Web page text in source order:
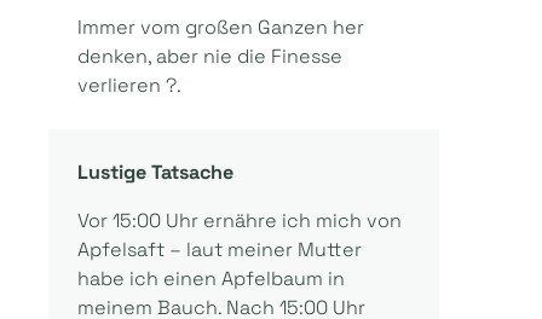
Immer vom großen Ganzen her
denken, aber nie die Finesse
verlieren ?.
Lustige Tatsache
Vor 15:00 Uhr ernähre ich mich von
Apfelsaft – laut meiner Mutter
habe ich einen Apfelbaum in
meinem Bauch. Nach 15:00 Uhr